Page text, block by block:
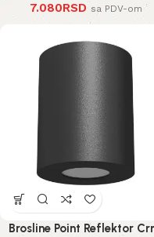
7.080RSD sa PDV-om
Brosline Point Reflektor